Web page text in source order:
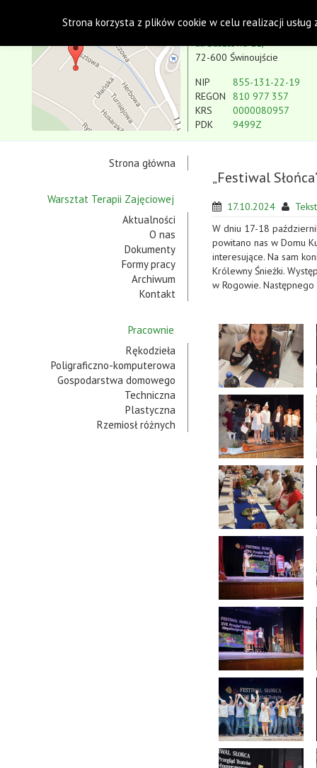
Koło w Świnoujściu
ul. Basztowa 11,
72-600 Świnoujście
NIP
REGON
KRS
PDK
855-131-22-19
810 977 357
0000080957
9499Z
Strona główna
Warsztat Terapii Zajęciowej
Aktualności
O nas
Dokumenty
Formy pracy
Archiwum
Kontakt
Pracownie
Rękodzieła
Poligraficzno-komputerowa
Gospodarstwa domowego
Techniczna
Plastyczna
Rzemiosł różnych
„Festiwal
17.10.2024
W dniu 17-18
powitano nas w Domu
interesujące. Na sam
Królewny Śnieżki.
w Rogowie.
Strona korzysta z plików cookie w celu realizacji usług